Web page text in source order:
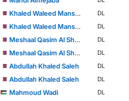
Khaled Waleed Mansour
DL
Khaled Waleed Mansour
DL
Meshaal Qasim Al Shammari
DL
Meshaal Qasim Al Shammari
DL
Abdullah Khaled Saleh
DL
Abdullah Khaled Saleh
DL
Mahmoud Wadi
DL